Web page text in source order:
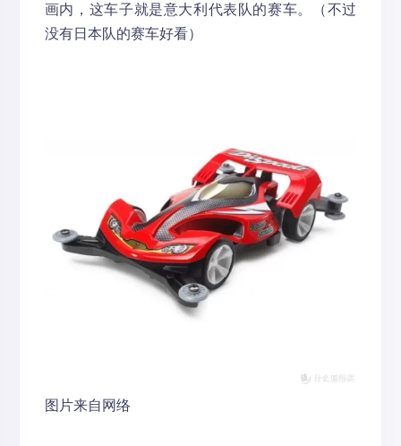
画内，这车子就是意大利代表队的赛车。（不过
没有日本队的赛车好看）
图片来自网络